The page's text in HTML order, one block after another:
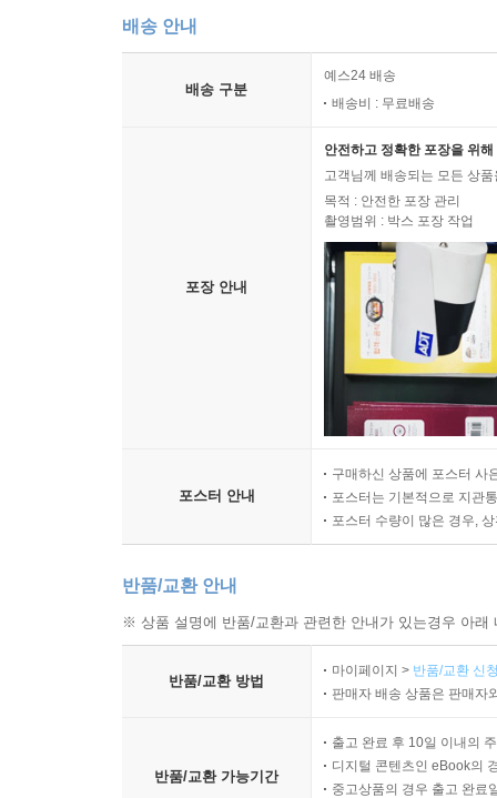
배송 안내
배송 구분
예스24 배송
배송비 : 무료배송
포장 안내
안전하고 정확한 포장을 위
고객님께 배송되는 모든 상
목적 : 안전한 포장 관리
촬영범위 : 박스 포장 작업
포스터 안내
구매하신 상품에 포스터 사
포스터는 기본적으로 지관
포스터 수량이 많은 경우,
반품/교환 안내
※ 상품 설명에 반품/교환과 관련한 안내가 있는경우 아
반품/교환 방법
마이페이지 > 반품/교환 신
판매자 배송 상품은 판매자
반품/교환 가능기간
출고 완료 후 10일 이내의
디지털 콘텐츠인 eBook의
중고상품의 경우 출고 완료